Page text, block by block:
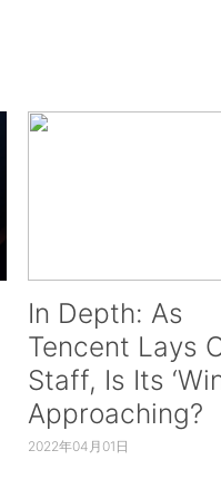
In Depth: As
Tencent Lays
Staff, Is Its
Approaching?
2022年04月01日